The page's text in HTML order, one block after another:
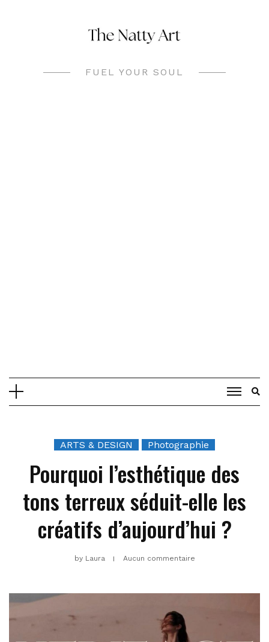
FUEL YOUR SOUL
ARTS & DESIGN Photographie
Pourquoi l’esthétique des
tons terreux séduit-elle les
créatifs d’aujourd’hui ?
byLaura Aucun commentaire